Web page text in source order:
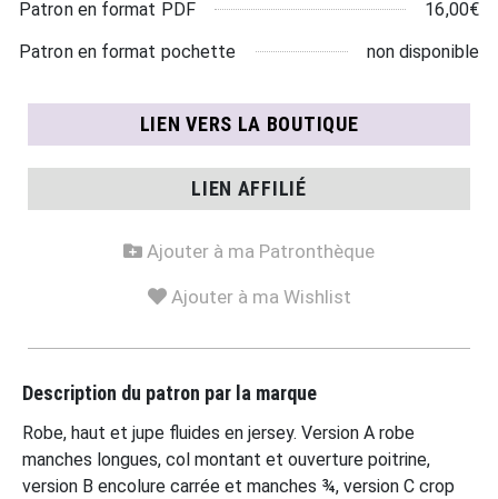
Patron en format PDF 16,00€
Patron en format pochette non disponible
LIEN VERS LA BOUTIQUE
LIEN AFFILIÉ
Ajouter à ma Patronthèque
Ajouter à ma Wishlist
Description du patron par la marque
Robe, haut et jupe fluides en jersey. Version A robe
manches longues, col montant et ouverture poitrine,
version B encolure carrée et manches ¾, version C crop